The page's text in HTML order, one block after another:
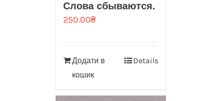
Слова сбываются.
250.00₴
Додати в
кошик
Details